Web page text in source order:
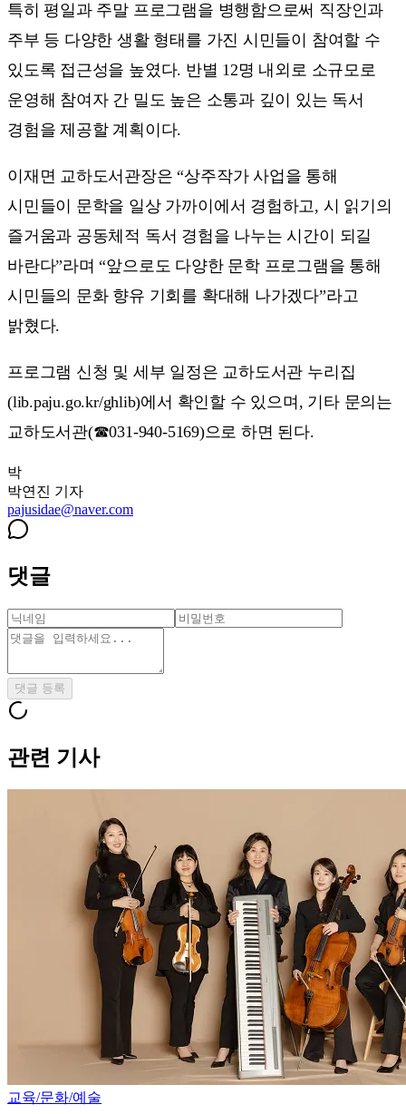
특히 평일과 주말 프로그램을 병행함으로써 직장인과
주부 등 다양한 생활 형태를 가진 시민들이 참여할 수
있도록 접근성을 높였다. 반별 12명 내외로 소규모로
운영해 참여자 간 밀도 높은 소통과 깊이 있는 독서
경험을 제공할 계획이다.
이재면 교하도서관장은 “상주작가 사업을 통해
시민들이 문학을 일상 가까이에서 경험하고, 시 읽기의
즐거움과 공동체적 독서 경험을 나누는 시간이 되길
바란다”라며 “앞으로도 다양한 문학 프로그램을 통해
시민들의 문화 향유 기회를 확대해 나가겠다”라고
밝혔다.
프로그램 신청 및 세부 일정은 교하도서관 누리집
(lib.paju.go.kr/ghlib)에서 확인할 수 있으며, 기타 문의는
교하도서관(☎031-940-5169)으로 하면 된다.
박
박연진 기자
pajusidae@naver.com
댓글
댓글 등록
관련 기사
교육/문화/예술